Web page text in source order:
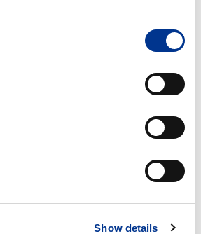
Show details
AV RIGAKU EDXRF-
en global ledare inom